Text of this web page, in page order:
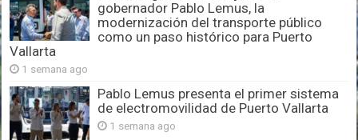
gobernador Pablo Lemus, la
modernización del transporte público
como un paso histórico para Puerto
Vallarta
1 semana ago
Pablo Lemus presenta el primer sistema
de electromovilidad de Puerto Vallarta
1 semana ago